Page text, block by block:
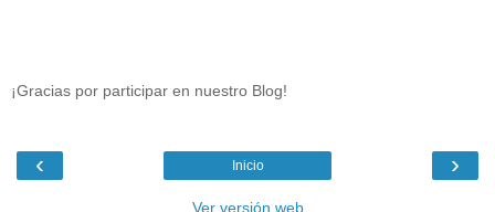
¡Gracias por participar en nuestro Blog!
‹ ›
Inicio
Ver versión web